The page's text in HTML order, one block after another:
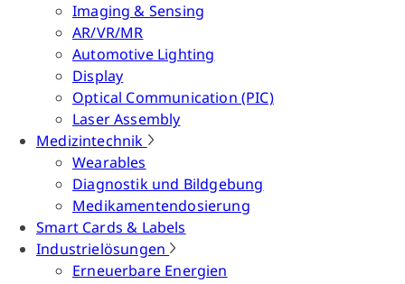
Imaging & Sensing
AR/VR/MR
Automotive Lighting
Display
Optical Communication (PIC)
Laser Assembly
Medizintechnik
Wearables
Diagnostik und Bildgebung
Medikamentendosierung
Smart Cards & Labels
Industrielösungen
Erneuerbare Energien